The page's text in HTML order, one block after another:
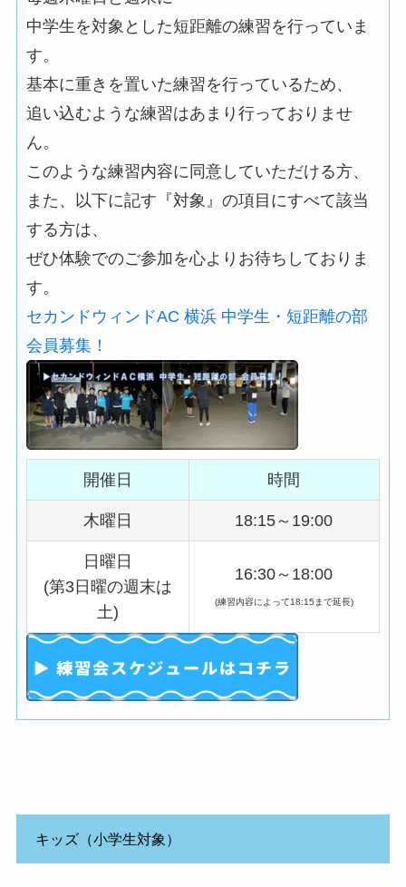
中学生を対象とした短距離の練習を行っていま
す。
基本に重きを置いた練習を行っているため、
追い込むような練習はあまり行っておりませ
ん。
このような練習内容に同意していただける方、
また、以下に記す『対象』の項目にすべて該当
する方は、
ぜひ体験でのご参加を心よりお待ちしておりま
す。
セカンドウィンドAC 横浜 中学生・短距離の部
会員募集！
開催日 時間
木曜日 18:15～19:00
日曜日
(第3日曜の週末は
土)
16:30～18:00
(練習内容によって18:15まで延長)
キッズ（小学生対象）